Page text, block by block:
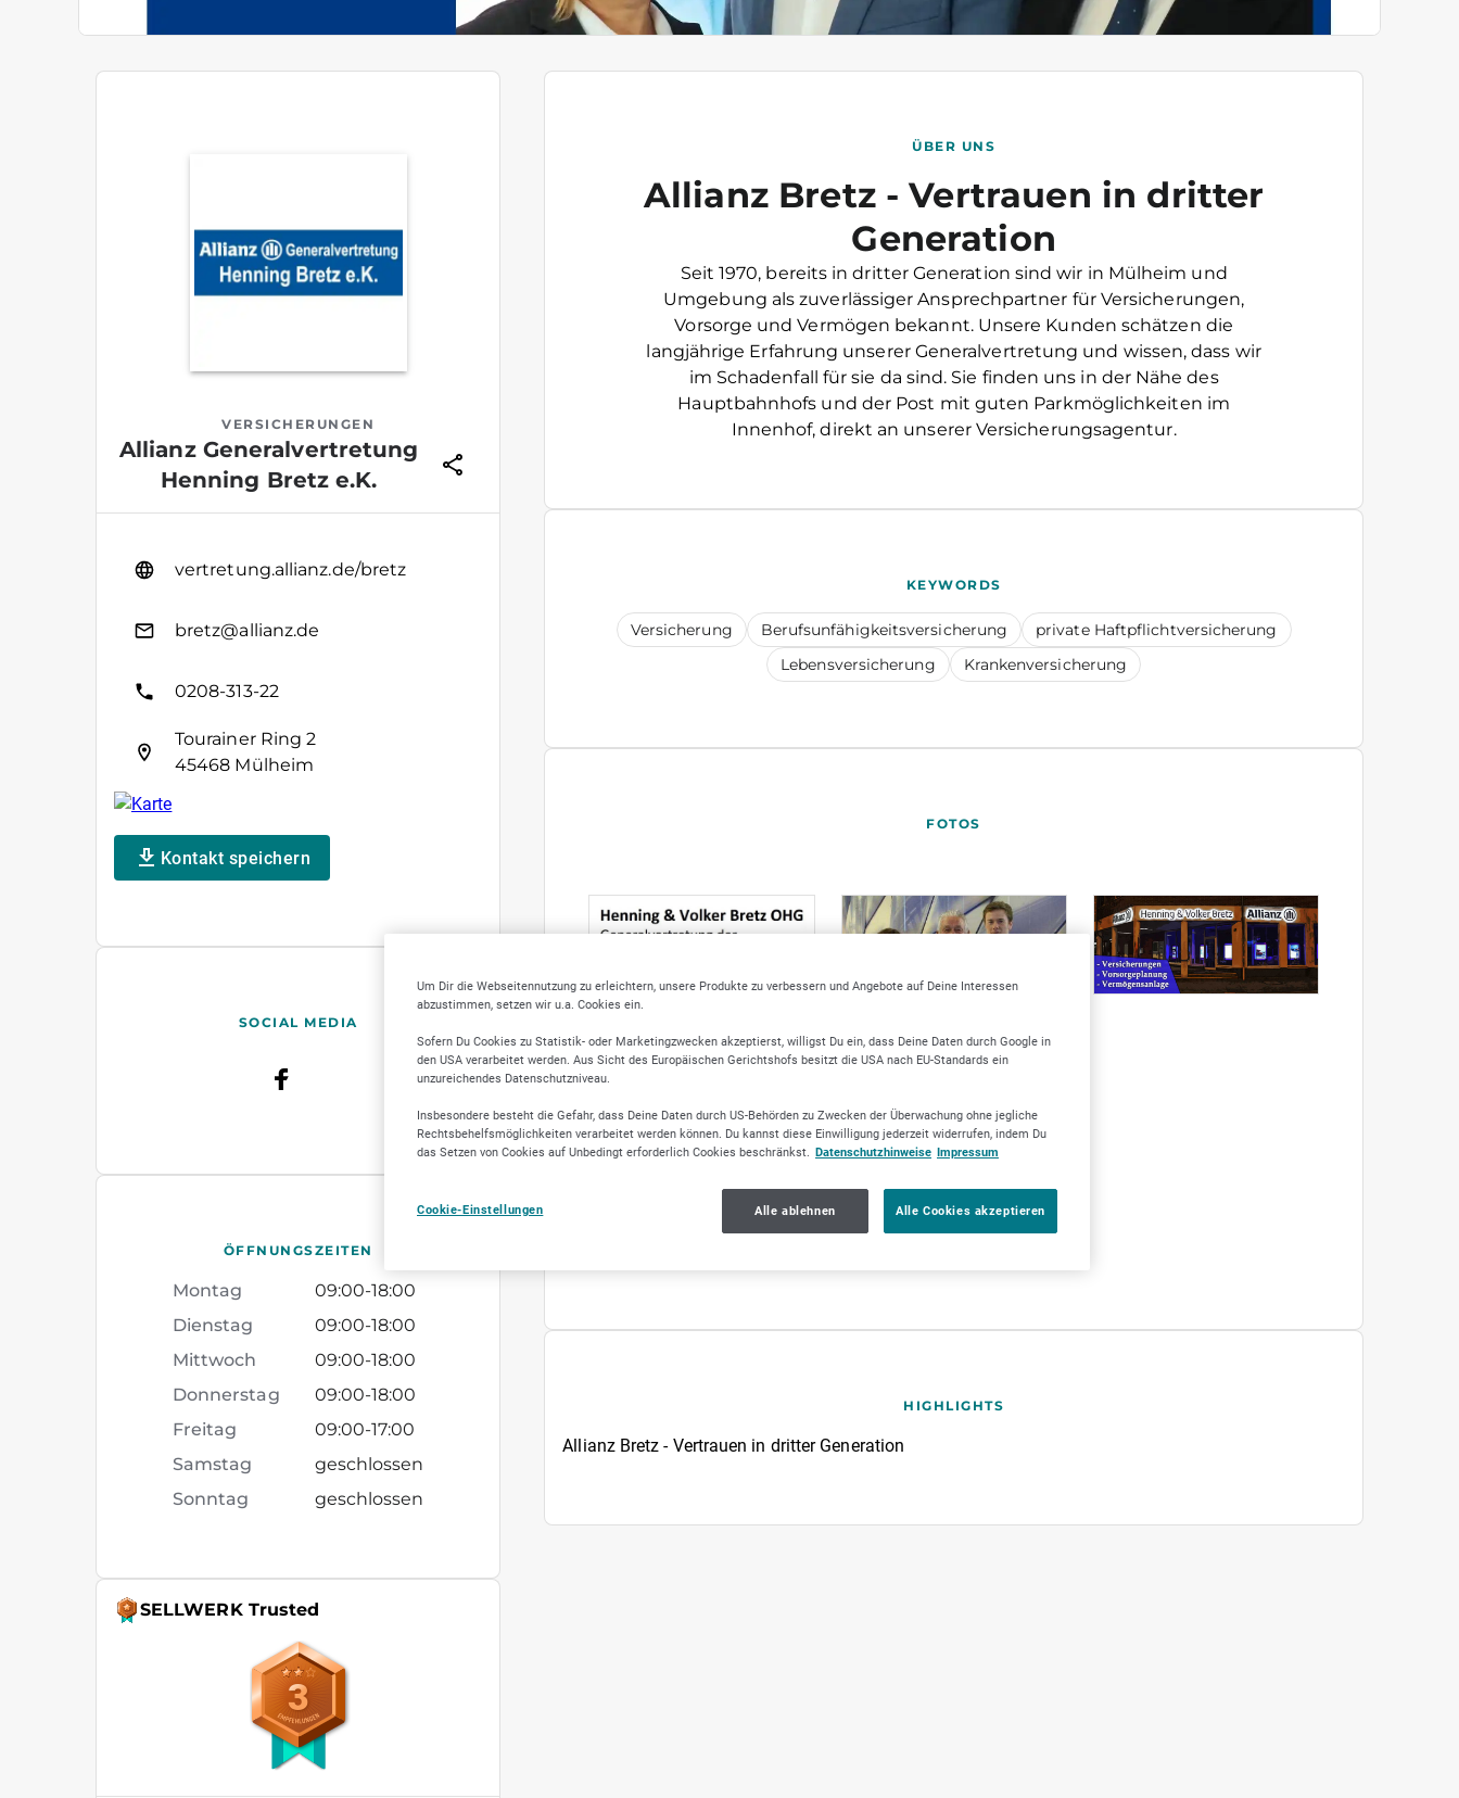
VERSICHERUNGEN
Allianz Generalvertretung
Henning Bretz e.K.
vertretung.allianz.de/bretz
bretz@allianz.de
0208-313-22
Tourainer Ring 2
45468 Mülheim
Kontakt speichern
SOCIAL MEDIA
ÖFFNUNGSZEITEN
Montag 09:00-18:00
Dienstag
09:00-18:00
Mittwoch
09:00-18:00
Donnerstag
09:00-18:00
Freitag
09:00-17:00
Samstag
geschlossen
Sonntag
geschlossen
SELLWERK Trusted
3
ÜBER UNS
Allianz Bretz - Vertrauen in dritter
Generation
Seit 1970, bereits in dritter Generation sind wir in Mülheim und
Umgebung als zuverlässiger Ansprechpartner für Versicherungen,
Vorsorge und Vermögen bekannt. Unsere Kunden schätzen die
langjährige Erfahrung unserer Generalvertretung und wissen, dass wir
im Schadenfall für sie da sind. Sie finden uns in der Nähe des
Hauptbahnhofs und der Post mit guten Parkmöglichkeiten im
Innenhof, direkt an unserer Versicherungsagentur.
KEYWORDS
Versicherung Berufsunfähigkeitsversicherung
private Haftpflichtversicherung
Lebensversicherung
Krankenversicherung
FOTOS
HIGHLIGHTS
Allianz Bretz - Vertrauen in dritter Generation
Um Dir die Webseitennutzung zu erleichtern, unsere Produkte zu verbessern und Angebote auf Deine Interessen
abzustimmen, setzen wir u.a. Cookies ein.
Sofern Du Cookies zu Statistik- oder Marketingzwecken akzeptierst, willigst Du ein, dass Deine Daten durch Google in
den USA verarbeitet werden. Aus Sicht des Europäischen Gerichtshofs besitzt die USA nach EU-Standards ein
unzureichendes Datenschutzniveau.
Insbesondere besteht die Gefahr, dass Deine Daten durch US-Behörden zu Zwecken der Überwachung ohne jegliche
Rechtsbehelfsmöglichkeiten verarbeitet werden können. Du kannst diese Einwilligung jederzeit widerrufen, indem Du
das Setzen von Cookies auf Unbedingt erforderlich Cookies beschränkst. Datenschutzhinweise Impressum
Cookie-Einstellungen Alle ablehnen Alle Cookies akzeptieren